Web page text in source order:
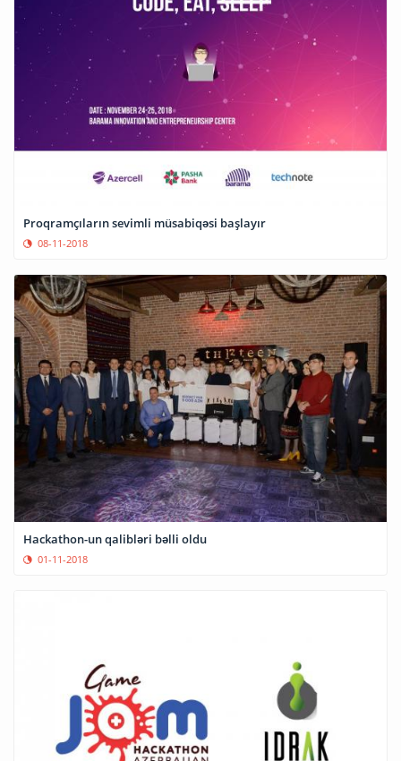
Proqramçıların sevimli müsabiqəsi başlayır
08-11-2018
Hackathon-un qalibləri bəlli oldu
01-11-2018